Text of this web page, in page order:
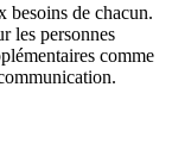
besoins de chacun.
les personnes
comme